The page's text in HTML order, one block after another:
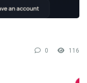
0 116